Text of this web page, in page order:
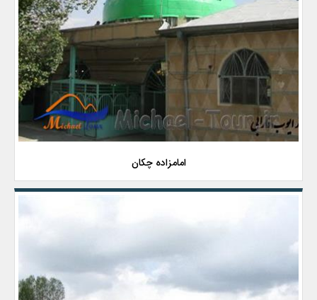
امامزاده چکان